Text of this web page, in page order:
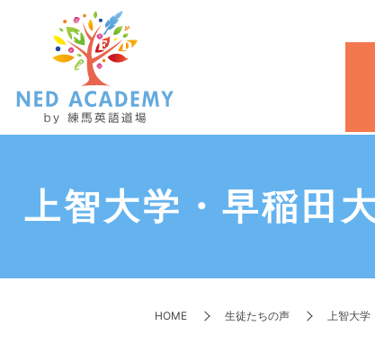
上智大学・早稲田
HOME 生徒たちの声 上智大学